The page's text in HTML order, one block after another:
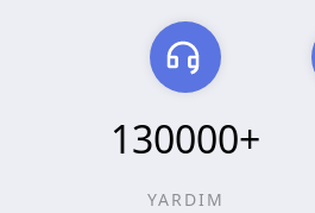
130000+
YARDIM